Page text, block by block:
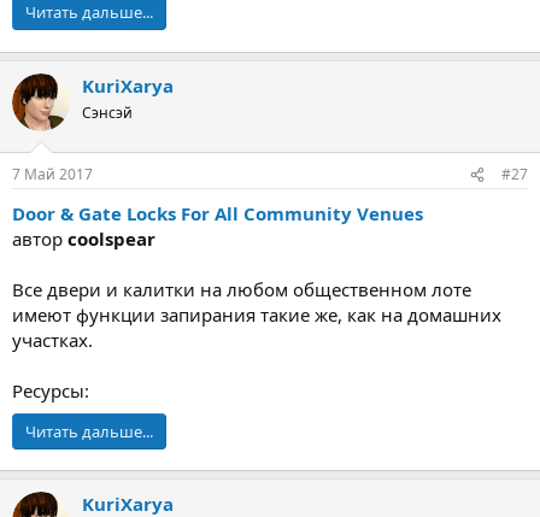
Читать дальше...
KuriXarya
Сэнсэй
7 Май 2017 #27
Door & Gate Locks For All Community Venues
автор coolspear
Все двери и калитки на любом общественном лоте
имеют функции запирания такие же, как на домашних
участках.
Ресурсы:
Читать дальше...
KuriXarya